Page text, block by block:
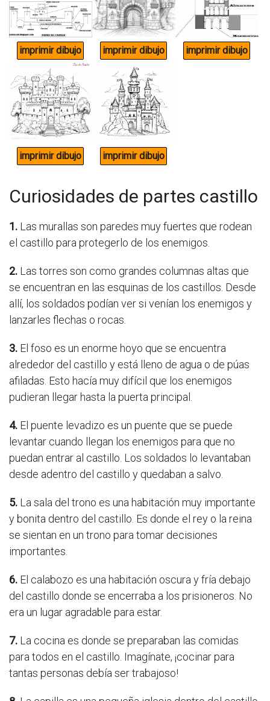
Curiosidades de partes castillo
1. Las murallas son paredes muy fuertes que rodean
el castillo para protegerlo de los enemigos.
2. Las torres son como grandes columnas altas que
se encuentran en las esquinas de los castillos. Desde
allí, los soldados podían ver si venían los enemigos y
lanzarles flechas o rocas.
3. El foso es un enorme hoyo que se encuentra
alrededor del castillo y está lleno de agua o de púas
afiladas. Esto hacía muy difícil que los enemigos
pudieran llegar hasta la puerta principal.
4. El puente levadizo es un puente que se puede
levantar cuando llegan los enemigos para que no
puedan entrar al castillo. Los soldados lo levantaban
desde adentro del castillo y quedaban a salvo.
5. La sala del trono es una habitación muy importante
y bonita dentro del castillo. Es donde el rey o la reina
se sientan en un trono para tomar decisiones
importantes.
6. El calabozo es una habitación oscura y fría debajo
del castillo donde se encerraba a los prisioneros. No
era un lugar agradable para estar.
7. La cocina es donde se preparaban las comidas
para todos en el castillo. Imagínate, ¡cocinar para
tantas personas debía ser trabajoso!